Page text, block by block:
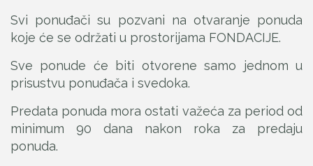
Svi ponuđači su pozvani na otvaranje ponuda
koje će se održati u prostorijama FONDACIJE.
Sve ponude će biti otvorene samo jednom u
prisustvu ponuđača i svedoka.
Predata ponuda mora ostati važeća za period od
minimum 90 dana nakon roka za predaju
ponuda.